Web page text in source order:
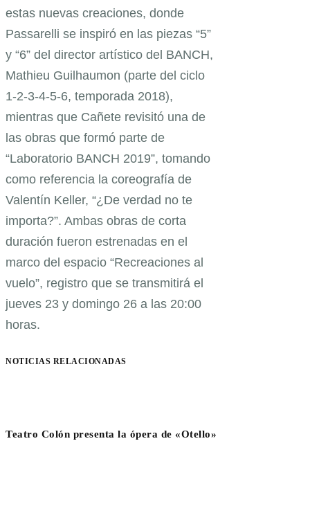
estas nuevas creaciones, donde
Passarelli se inspiró en las piezas “5”
y “6” del director artístico del BANCH,
Mathieu Guilhaumon (parte del ciclo
1-2-3-4-5-6, temporada 2018),
mientras que Cañete revisitó una de
las obras que formó parte de
“Laboratorio BANCH 2019”, tomando
como referencia la coreografía de
Valentín Keller, “¿De verdad no te
importa?”. Ambas obras de corta
duración fueron estrenadas en el
marco del espacio “Recreaciones al
vuelo”, registro que se transmitirá el
jueves 23 y domingo 26 a las 20:00
horas.
NOTICIAS RELACIONADAS
Teatro Colón presenta la ópera de «Otello»